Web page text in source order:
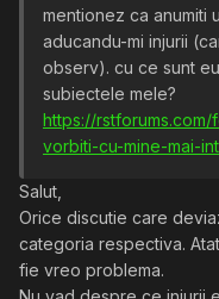
mentionez ca anumiti
aducandu-mi injurii
observ). cu ce sunt
subiectele mele?
https://
vorbiti-cu-mine-mai-
Salut,
Orice discutie care
categoria respectiva.
fie vreo problema.